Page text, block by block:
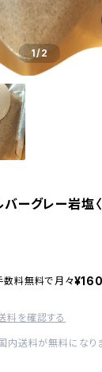
1/2
ーグレー岩塩〈
数料無料で月々¥160
料を確認する
送料が無料になりま